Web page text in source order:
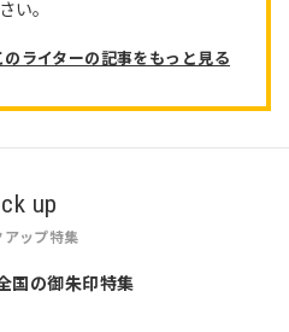
い。
のライターの記事をもっと見る
up
アップ特集
国の御朱印特集